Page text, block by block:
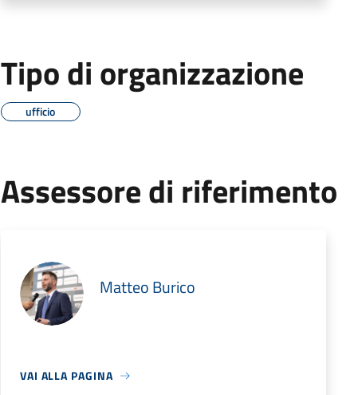
Tipo di organizzazione
ufficio
Assessore di riferimento
Matteo Burico
VAI ALLA PAGINA